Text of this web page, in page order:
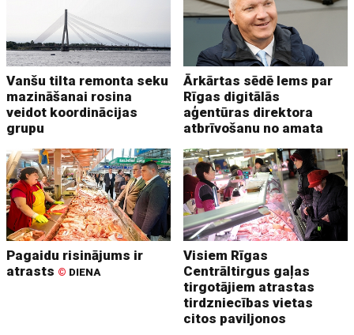
Vanšu tilta remonta seku
mazināšanai rosina
veidot koordinācijas
grupu
Ārkārtas sēdē lems par
Rīgas digitālās
aģentūras direktora
atbrīvošanu no amata
Pagaidu risinājums ir
atrasts © DIENA
Visiem Rīgas
Centrāltirgus gaļas
tirgotājiem atrastas
tirdzniecības vietas
citos paviljonos